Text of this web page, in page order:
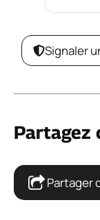
Signaler
Partagez
Partager